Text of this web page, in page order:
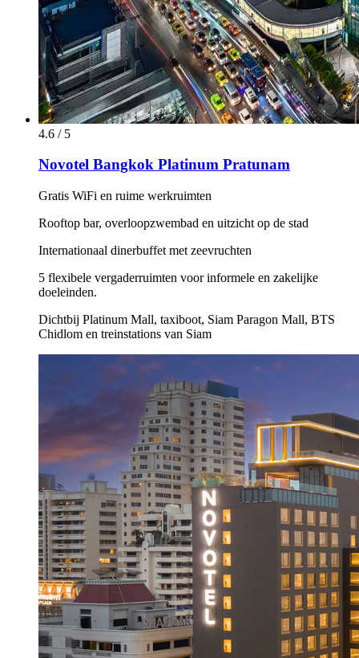
4.6 / 5
Novotel Bangkok Platinum Pratunam
Gratis WiFi en ruime werkruimten
Rooftop bar, overloopzwembad en uitzicht op de stad
Internationaal dinerbuffet met zeevruchten
5 flexibele vergaderruimten voor informele en zakelijke
doeleinden.
Dichtbij Platinum Mall, taxiboot, Siam Paragon Mall, BTS
Chidlom en treinstations van Siam